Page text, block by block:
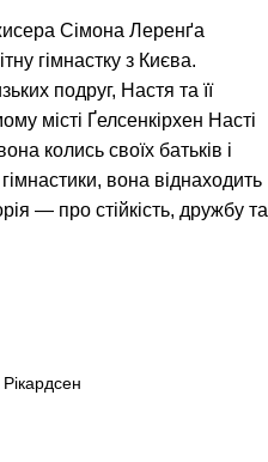
Сімона Леренґа
гімнастку з Києва.
подруг, Настя та її
місті Ґелсенкірхен Насті
колись своїх батьків і
вона віднаходить
— про стійкість, дружбу та